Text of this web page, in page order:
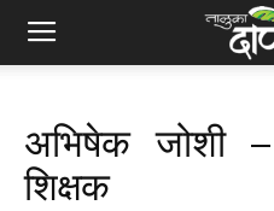
अभिषेक जोशी
शिक्षक